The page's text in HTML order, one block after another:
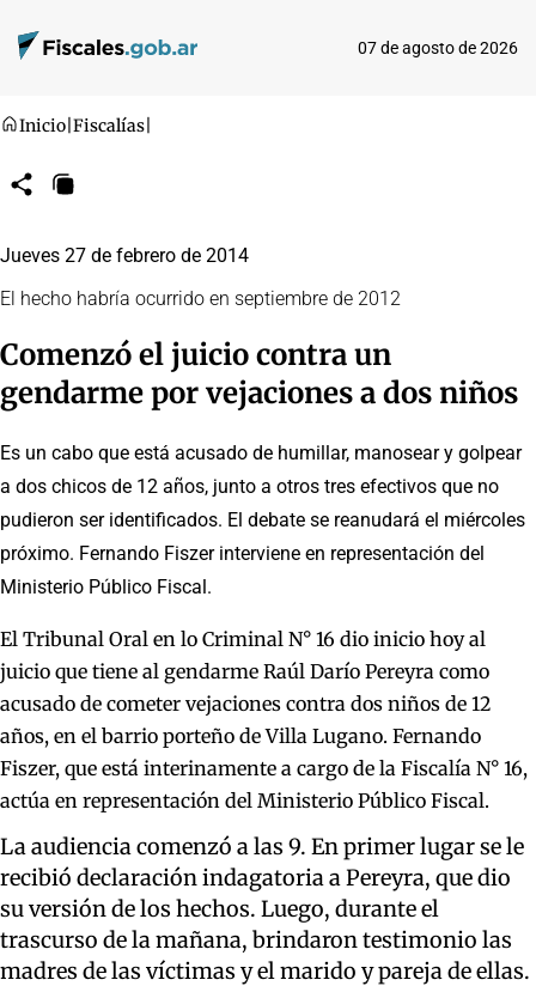
07 de agosto de 2026
Inicio Fiscalías
CompartirCopiar
Jueves 27 de febrero de 2014
El hecho habría ocurrido en septiembre de 2012
Comenzó el juicio contra un
gendarme por vejaciones a dos niños
Es un cabo que está acusado de humillar, manosear y golpear
a dos chicos de 12 años, junto a otros tres efectivos que no
pudieron ser identificados. El debate se reanudará el miércoles
próximo. Fernando Fiszer interviene en representación del
Ministerio Público Fiscal.
El Tribunal Oral en lo Criminal N° 16 dio inicio hoy al
juicio que tiene al gendarme Raúl Darío Pereyra como
acusado de cometer vejaciones contra dos niños de 12
años, en el barrio porteño de Villa Lugano. Fernando
Fiszer, que está interinamente a cargo de la Fiscalía N° 16,
actúa en representación del Ministerio Público Fiscal.
La audiencia comenzó a las 9. En primer lugar se le
recibió declaración indagatoria a Pereyra, que dio
su versión de los hechos. Luego, durante el
trascurso de la mañana, brindaron testimonio las
madres de las víctimas y el marido y pareja de ellas.